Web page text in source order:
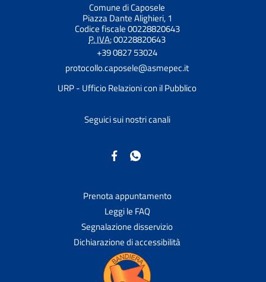
Comune di Caposele
Piazza Dante Alighieri, 1
Codice fiscale 00228820643
P. IVA:00228820643
+39 0827 53024
protocollo.caposele@asmepec.it
URP - Ufficio Relazioni con il Pubblico
Seguici sui nostri canali
Prenota appuntamento
Leggi le FAQ
Segnalazione disservizio
Dichiarazione di accessibilità